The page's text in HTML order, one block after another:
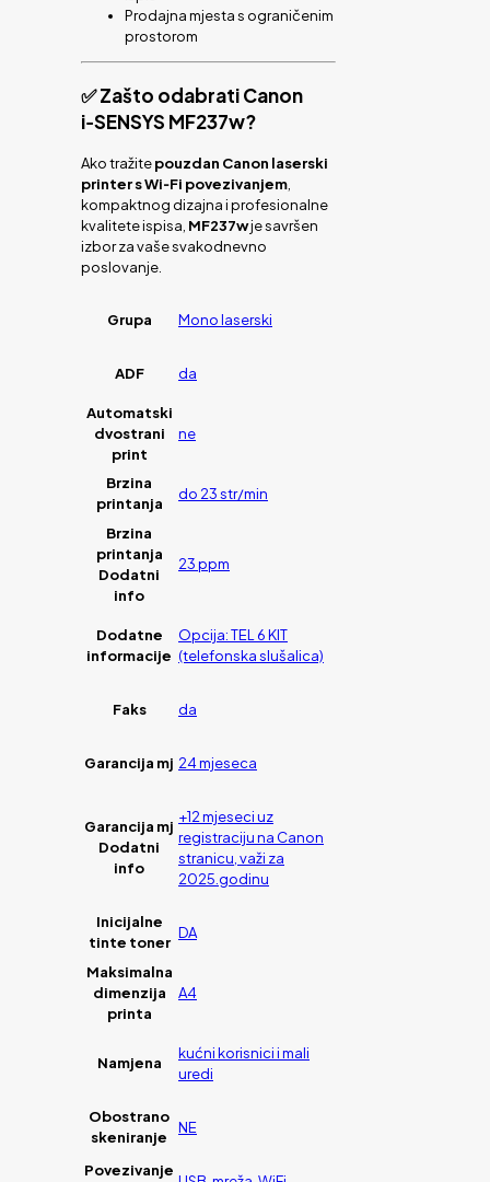
Prodajna mjesta s ograničenim
prostorom
✅ Zašto odabrati Canon
i‑SENSYS MF237w?
Ako tražitepouzdan Canon laserski
printer s Wi‑Fi povezivanjem
kompaktnog dizajna i profesionalne
kvalitete ispisa, MF237wje savršen
izbor za vaše svakodnevno
poslovanje.
Grupa Mono laserski
ADF da
Automatski
dvostrani
print
ne
Brzina
printanja
do 23 str/min
Brzina
printanja
Dodatni
info
23 ppm
Dodatne
informacije
Opcija: TEL 6 KIT
(telefonska slušalica)
Faks da
Garancija mj 24 mjeseca
Garancija mj
Dodatni
info
+12 mjeseci uz
registraciju na Canon
stranicu, važi za
2025.godinu
Inicijalne
tinte toner
DA
Maksimalna
dimenzija
printa
A4
Namjena
kućni korisnici i mali
uredi
Obostrano
skeniranje
NE
Povezivanje